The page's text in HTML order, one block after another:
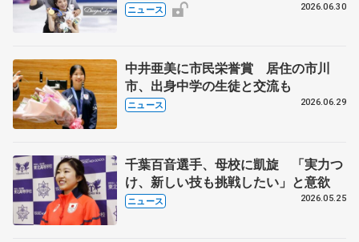
ニュース 2026.06.30
中井亜美に市民栄誉賞 居住の市川
市、出身中学の生徒と交流も
ニュース 2026.06.29
千葉百音選手、母校に凱旋 「実力つ
け、新しい技も挑戦したい」と意欲
ニュース 2026.05.25